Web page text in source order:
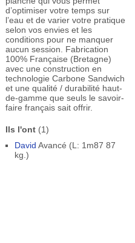
d’optimiser votre temps sur
l’eau et de varier votre pratique
selon vos envies et les
conditions pour ne manquer
aucun session. Fabrication
100% Française (Bretagne)
avec une construction en
technologie Carbone Sandwich
et une qualité / durabilité haut-
de-gamme que seuls le savoir-
faire français sait offrir.
Ils l'ont(1)
David Avancé (L: 1m87 87
kg.)